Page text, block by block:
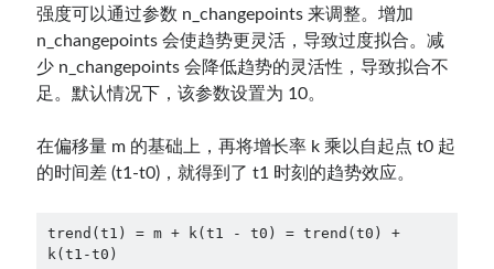
强度可以通过参数 n_changepoints 来调整。增加
n_changepoints 会使趋势更灵活，导致过度拟合。减
少 n_changepoints 会降低趋势的灵活性，导致拟合不
足。默认情况下，该参数设置为 10。
在偏移量 m 的基础上，再将增长率 k 乘以自起点 t0 起
的时间差 (t1-t0)，就得到了 t1 时刻的趋势效应。
trend(t1) = m + k(t1 - t0) = trend(t0) +
k(t1-t0)